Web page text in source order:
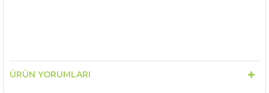
ÜRÜN YORUMLARI